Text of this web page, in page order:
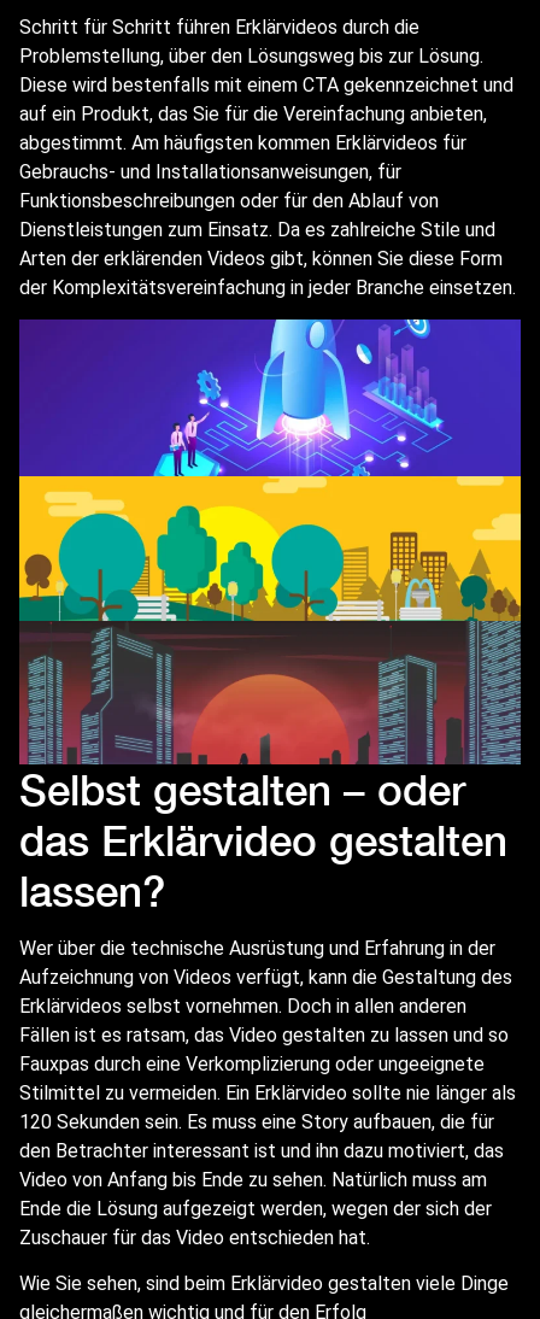
Schritt für Schritt führen Erklärvideos durch die
Problemstellung, über den Lösungsweg bis zur Lösung.
Diese wird bestenfalls mit einem CTA gekennzeichnet und
auf ein Produkt, das Sie für die Vereinfachung anbieten,
abgestimmt. Am häufigsten kommen Erklärvideos für
Gebrauchs- und Installationsanweisungen, für
Funktionsbeschreibungen oder für den Ablauf von
Dienstleistungen zum Einsatz. Da es zahlreiche Stile und
Arten der erklärenden Videos gibt, können Sie diese Form
der Komplexitätsvereinfachung in jeder Branche einsetzen.
Selbst gestalten – oder
das Erklärvideo gestalten
lassen?
Wer über die technische Ausrüstung und Erfahrung in der
Aufzeichnung von Videos verfügt, kann die Gestaltung des
Erklärvideos selbst vornehmen. Doch in allen anderen
Fällen ist es ratsam, das Video gestalten zu lassen und so
Fauxpas durch eine Verkomplizierung oder ungeeignete
Stilmittel zu vermeiden. Ein Erklärvideo sollte nie länger als
120 Sekunden sein. Es muss eine Story aufbauen, die für
den Betrachter interessant ist und ihn dazu motiviert, das
Video von Anfang bis Ende zu sehen. Natürlich muss am
Ende die Lösung aufgezeigt werden, wegen der sich der
Zuschauer für das Video entschieden hat.
Wie Sie sehen, sind beim Erklärvideo gestalten viele Dinge
gleichermaßen wichtig und für den Erfolg